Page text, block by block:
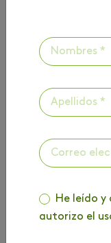
He leído y
autorizo el